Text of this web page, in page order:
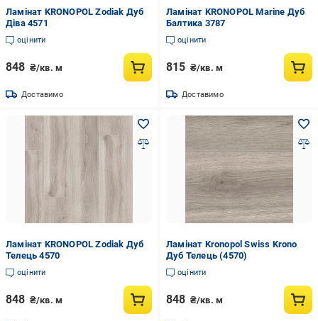
Ламінат KRONOPOL Zodiak Дуб
Діва 4571
оцінити
848 ₴/кв. м
Доставимо
Ламінат KRONOPOL Marine Дуб
Балтика 3787
оцінити
815 ₴/кв. м
Доставимо
Ламінат KRONOPOL Zodiak Дуб
Телець 4570
оцінити
848 ₴/кв. м
Ламінат Kronopol Swiss Krono
Дуб Телець (4570)
оцінити
848 ₴/кв. м